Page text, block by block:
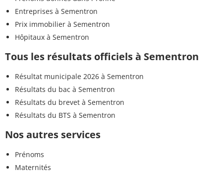
Entreprises à Sementron
Prix immobilier à Sementron
Hôpitaux à Sementron
Tous les résultats officiels à Sementron
Résultat municipale 2026 à Sementron
Résultats du bac à Sementron
Résultats du brevet à Sementron
Résultats du BTS à Sementron
Nos autres services
Prénoms
Maternités